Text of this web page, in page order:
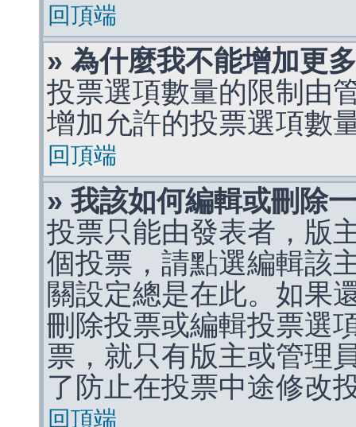
回頂端
» 為什麼我不能增加更
投票選項數量的限制由
增加允許的投票選項數
回頂端
» 我該如何編輯或刪除
投票只能由發表者，版
個投票，請點選編輯該
關設定總是在此。如果
刪除投票或編輯投票選
票，就只有版主或管理
了防止在投票中途修改
回頂端